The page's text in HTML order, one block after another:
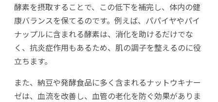
酵素を摂取することで、この低下を補完し、体内の健
康バランスを保てるのです。例えば、パパイヤやパイ
ナップルに含まれる酵素は、消化を助けるだけでな
く、抗炎症作用もあるため、肌の調子を整えるのに役
立ちます。
また、納豆や発酵食品に多く含まれるナットウキナー
ゼは、血流を改善し、血管の老化を防ぐ効果がありま